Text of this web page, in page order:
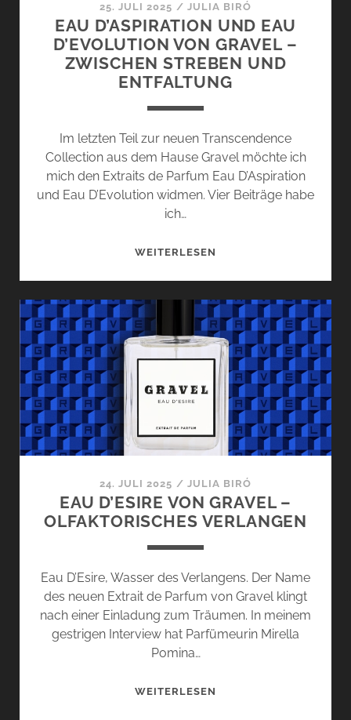
25. JULI 2025 / JULIA BIRÓ
EAU D’ASPIRATION UND EAU
D’EVOLUTION VON GRAVEL –
ZWISCHEN STREBEN UND
ENTFALTUNG
Im letzten Teil zur neuen Transcendence
Collection aus dem Hause Gravel möchte ich
mich den Extraits de Parfum Eau D’Aspiration
und Eau D’Evolution widmen. Vier Beiträge habe
ich…
WEITERLESEN
EAU
D’EVOLUTION
VON
GRAVEL
–
ZWISCHEN
STREBEN
UND
ENTFALTUNG
24. JULI 2025 / JULIA BIRÓ
EAU D’ESIRE VON GRAVEL –
OLFAKTORISCHES VERLANGEN
Eau D’Esire, Wasser des Verlangens. Der Name
des neuen Extrait de Parfum von Gravel klingt
nach einer Einladung zum Träumen. In meinem
gestrigen Interview hat Parfümeurin Mirella
Pomina…
WEITERLESEN